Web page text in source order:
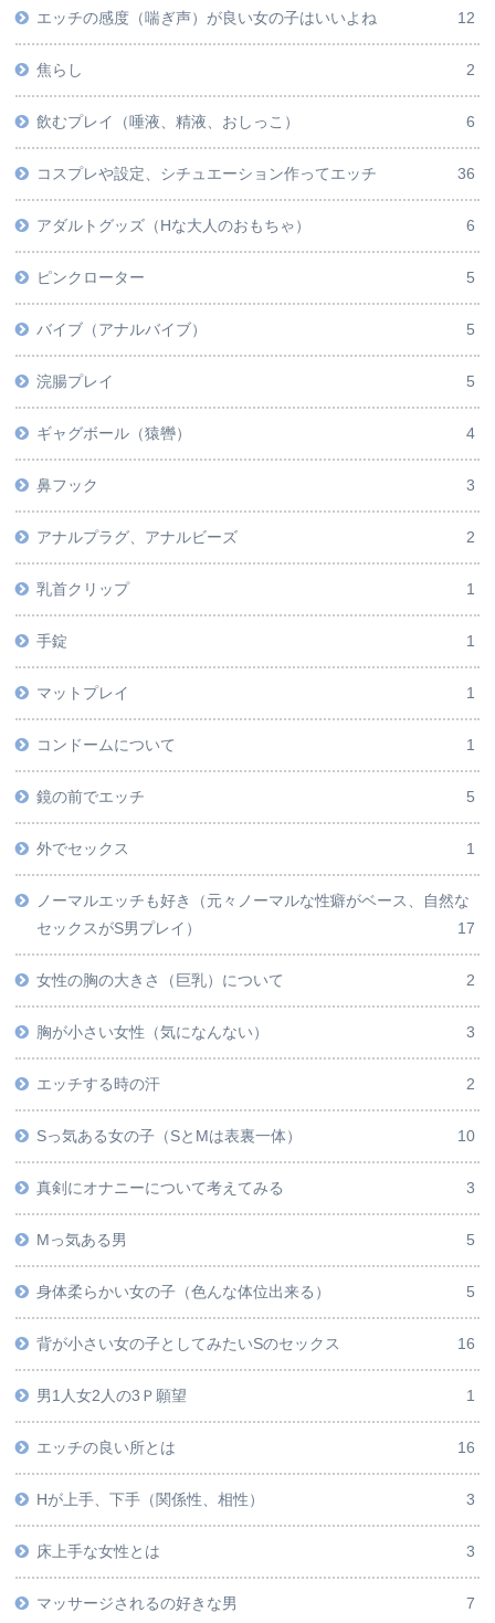
エッチの感度（喘ぎ声）が良い女の子はいいよね 12
焦らし 2
飲むプレイ（唾液、精液、おしっこ） 6
コスプレや設定、シチュエーション作ってエッチ 36
アダルトグッズ（Hな大人のおもちゃ） 6
ピンクローター 5
バイブ（アナルバイブ） 5
浣腸プレイ 5
ギャグボール（猿轡） 4
鼻フック 3
アナルプラグ、アナルビーズ 2
乳首クリップ 1
手錠 1
マットプレイ 1
コンドームについて 1
鏡の前でエッチ 5
外でセックス 1
ノーマルエッチも好き（元々ノーマルな性癖がベース、自然な
セックスがS男プレイ）
17
女性の胸の大きさ（巨乳）について 2
胸が小さい女性（気になんない） 3
エッチする時の汗 2
Sっ気ある女の子（SとMは表裏一体） 10
真剣にオナニーについて考えてみる 3
Mっ気ある男 5
身体柔らかい女の子（色んな体位出来る） 5
背が小さい女の子としてみたいSのセックス 16
男1人女2人の3Ｐ願望 1
エッチの良い所とは 16
Hが上手、下手（関係性、相性） 3
床上手な女性とは 3
マッサージされるの好きな男 7